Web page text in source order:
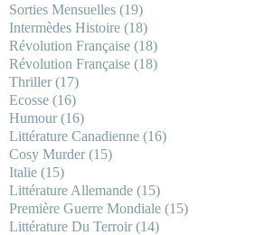
Sorties Mensuelles (19)
Intermèdes Histoire (18)
Révolution Française (18)
Révolution Française (18)
Thriller(17)
Ecosse (16)
Humour(16)
Littérature Canadienne (16)
Cosy Murder(15)
Italie (15)
Littérature Allemande (15)
Première Guerre Mondiale (15)
Littérature Du Terroir(14)